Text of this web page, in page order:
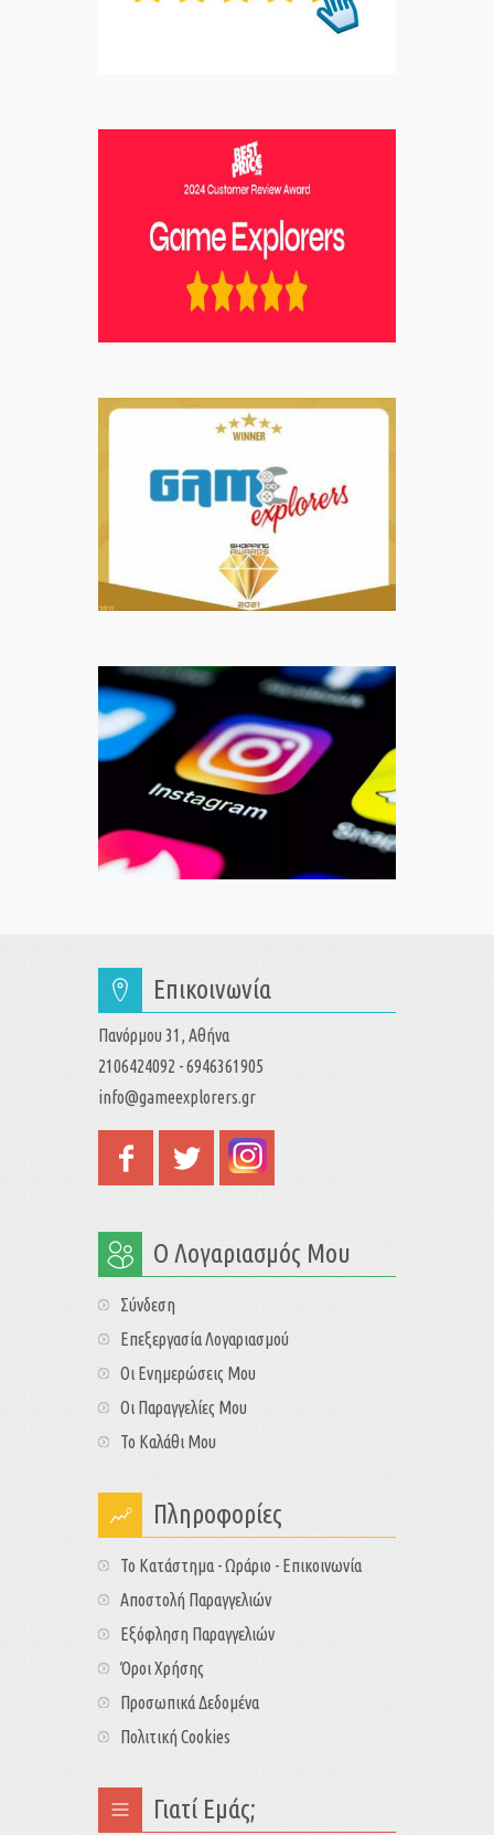
Επικοινωνία
Πανόρμου 31, Αθήνα
2106424092 - 6946361905
info@gameexplorers.gr
Ο Λογαριασμός Μου
Σύνδεση
Επεξεργασία Λογαριασμού
Οι Ενημερώσεις Μου
Οι Παραγγελίες Μου
Το Καλάθι Μου
Πληροφορίες
Το Κατάστημα - Ωράριο - Επικοινωνία
Αποστολή Παραγγελιών
Εξόφληση Παραγγελιών
Όροι Χρήσης
Προσωπικά Δεδομένα
Πολιτική Cookies
Γιατί Εμάς;